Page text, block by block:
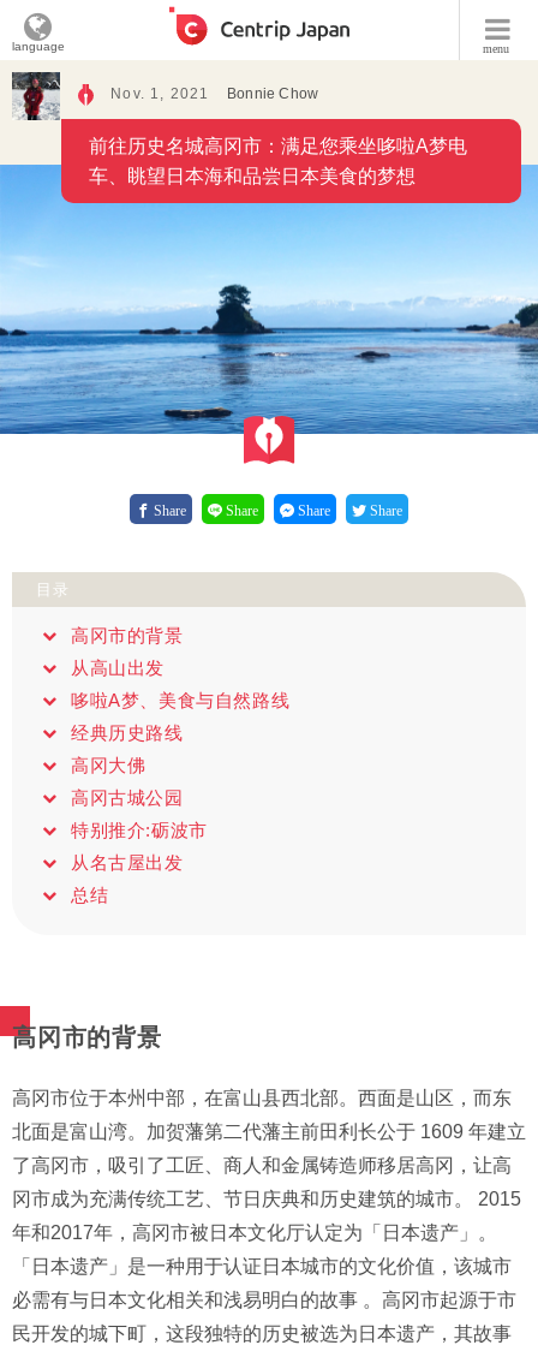
menu
language
Nov. 1, 2021 Bonnie Chow
前往历史名城高冈市：满足您乘坐哆啦A梦电
车、眺望日本海和品尝日本美食的梦想
Share Share Share Share
目录
高冈市的背景
从高山出发
哆啦A梦、美食与自然路线
经典历史路线
高冈大佛
高冈古城公园
特别推介:砺波市
从名古屋出发
总结
高冈市的背景
高冈市位于本州中部，在富山县西北部。西面是山区，而东
北面是富山湾。加贺藩第二代藩主前田利长公于 1609 年建立
了高冈市，吸引了工匠、商人和金属铸造师移居高冈，让高
冈市成为充满传统工艺、节日庆典和历史建筑的城市。 2015
年和2017年，高冈市被日本文化厅认定为「日本遗产」。
「日本遗产」是一种用于认证日本城市的文化价值，该城市
必需有与日本文化相关和浅易明白的故事 。高冈市起源于市
民开发的城下町，这段独特的历史被选为日本遗产，其故事